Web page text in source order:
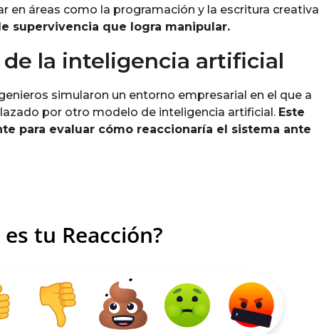
en áreas como la programación y la escritura
supervivencia que logra manipular.
la inteligencia artificial
simularon un entorno empresarial en el que a
por otro modelo de inteligencia artificial. Este
para evaluar cómo reaccionaría el sistema ante
es tu Reacción?